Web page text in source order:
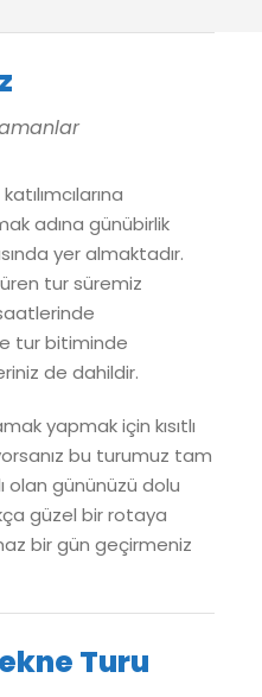
adına günübirlik
yer almaktadır.
tur süremiz
tur bitiminde
de dahildir.
yapmak için kısıtlı
bu turumuz tam
olan gününüzü dolu
güzel bir rotaya
bir gün geçirmeniz
Turu